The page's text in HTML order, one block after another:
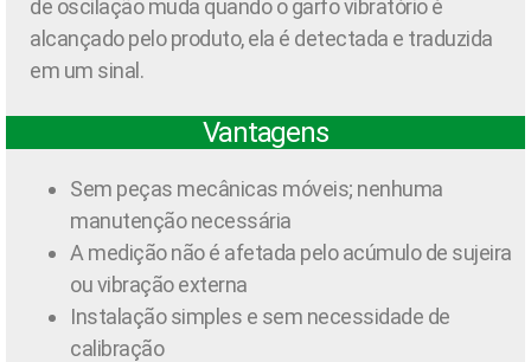
de oscilação muda quando o garfo vibratório é
alcançado pelo produto, ela é detectada e traduzida
em um sinal.
Vantagens
Sem peças mecânicas móveis; nenhuma
manutenção necessária
A medição não é afetada pelo acúmulo de sujeira
ou vibração externa
Instalação simples e sem necessidade de
calibração